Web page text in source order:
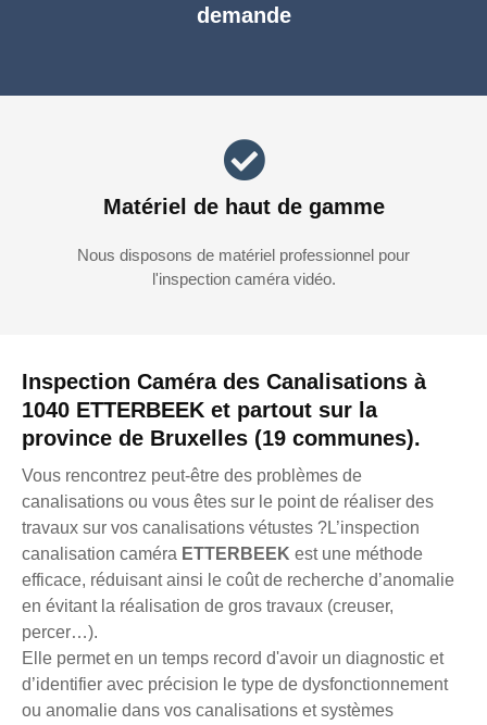
Inspection Caméra des Canalisations à
1040 ETTERBEEK et partout sur la
province de Bruxelles (19 communes).
Vous rencontrez peut-être des problèmes de
canalisations ou vous êtes sur le point de réaliser des
travaux sur vos canalisations vétustes ?L’inspection
canalisation caméra ETTERBEEK est une méthode
efficace, réduisant ainsi le coût de recherche d’anomalie
en évitant la réalisation de gros travaux (creuser,
percer…).
Elle permet en un temps record d'avoir un diagnostic et
d’identifier avec précision le type de dysfonctionnement
ou anomalie dans vos canalisations et systèmes
demande
Matériel de haut de gamme
Nous disposons de matériel professionnel pour
l'inspection caméra vidéo.